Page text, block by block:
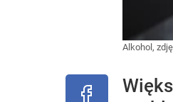
Alkohol,